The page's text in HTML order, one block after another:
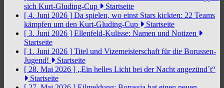
sich Kurt-Gluding-Cup
Startseite
[ 4. Juni 2026 ] Da spielen, wo einst Stars kickten: 22 Teams
kämpfen um den Kurt-Gluding-Cup
Startseite
[ 3. Juni 2026 ] Ellenfeld-Kulisse: Namen und Notizen
Startseite
[ 1. Juni 2026 ] Titel und Vizemeisterschaft für die Borussen-
Jugend!
Startseite
[ 28. Mai 2026 ] „Ein helles Licht bei der Nacht angezünd´t“
Startseite